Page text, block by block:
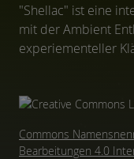
"Shellac" ist eine
mit der Ambient
experiementeller
Commons
Bearbeitungen 4.0